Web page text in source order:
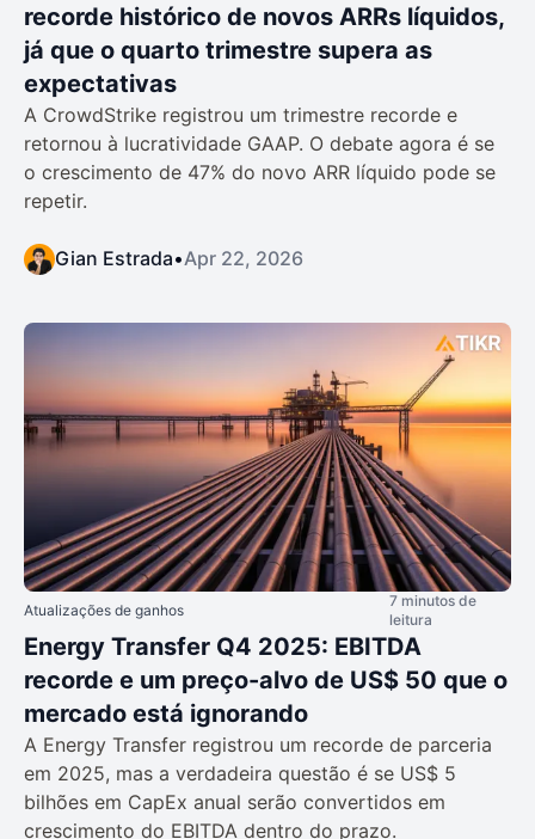
recorde histórico de novos ARRs líquidos,
já que o quarto trimestre supera as
expectativas
A CrowdStrike registrou um trimestre recorde e
retornou à lucratividade GAAP. O debate agora é se
o crescimento de 47% do novo ARR líquido pode se
repetir.
Gian Estrada•Apr 22, 2026
Atualizações de ganhos
7 minutos de
leitura
Energy Transfer Q4 2025: EBITDA
recorde e um preço-alvo de US$ 50 que o
mercado está ignorando
A Energy Transfer registrou um recorde de parceria
em 2025, mas a verdadeira questão é se US$ 5
bilhões em CapEx anual serão convertidos em
crescimento do EBITDA dentro do prazo.